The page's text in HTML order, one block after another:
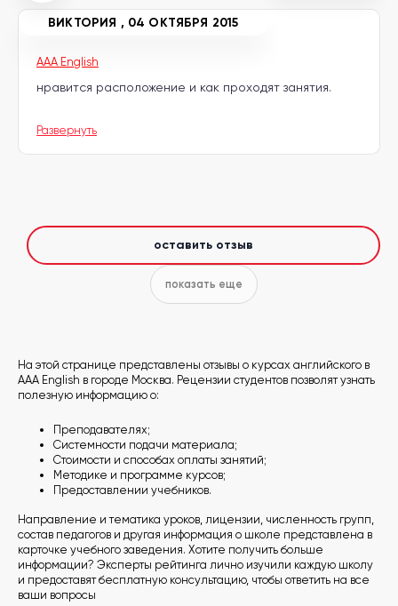
выборе?
Добавить
школу
AAA English
ВИКТОРИЯ , 04 ОКТЯБРЯ 2015
нравится расположение и как проходят занятия.
Развернуть
показать еще
оставить отзыв
На этой странице представлены отзывы о курсах английского в
AAA English в городе Москва. Рецензии студентов позволят узнать
полезную информацию о:
Преподавателях;
Системности подачи материала;
Стоимости и способах оплаты занятий;
Методике и программе курсов;
Предоставлении учебников.
Направление и тематика уроков, лицензии, численность групп,
состав педагогов и другая информация о школе представлена в
карточке учебного заведения. Хотите получить больше
информации? Эксперты рейтинга лично изучили каждую школу
и предоставят бесплатную консультацию, чтобы ответить на все
ваши вопросы